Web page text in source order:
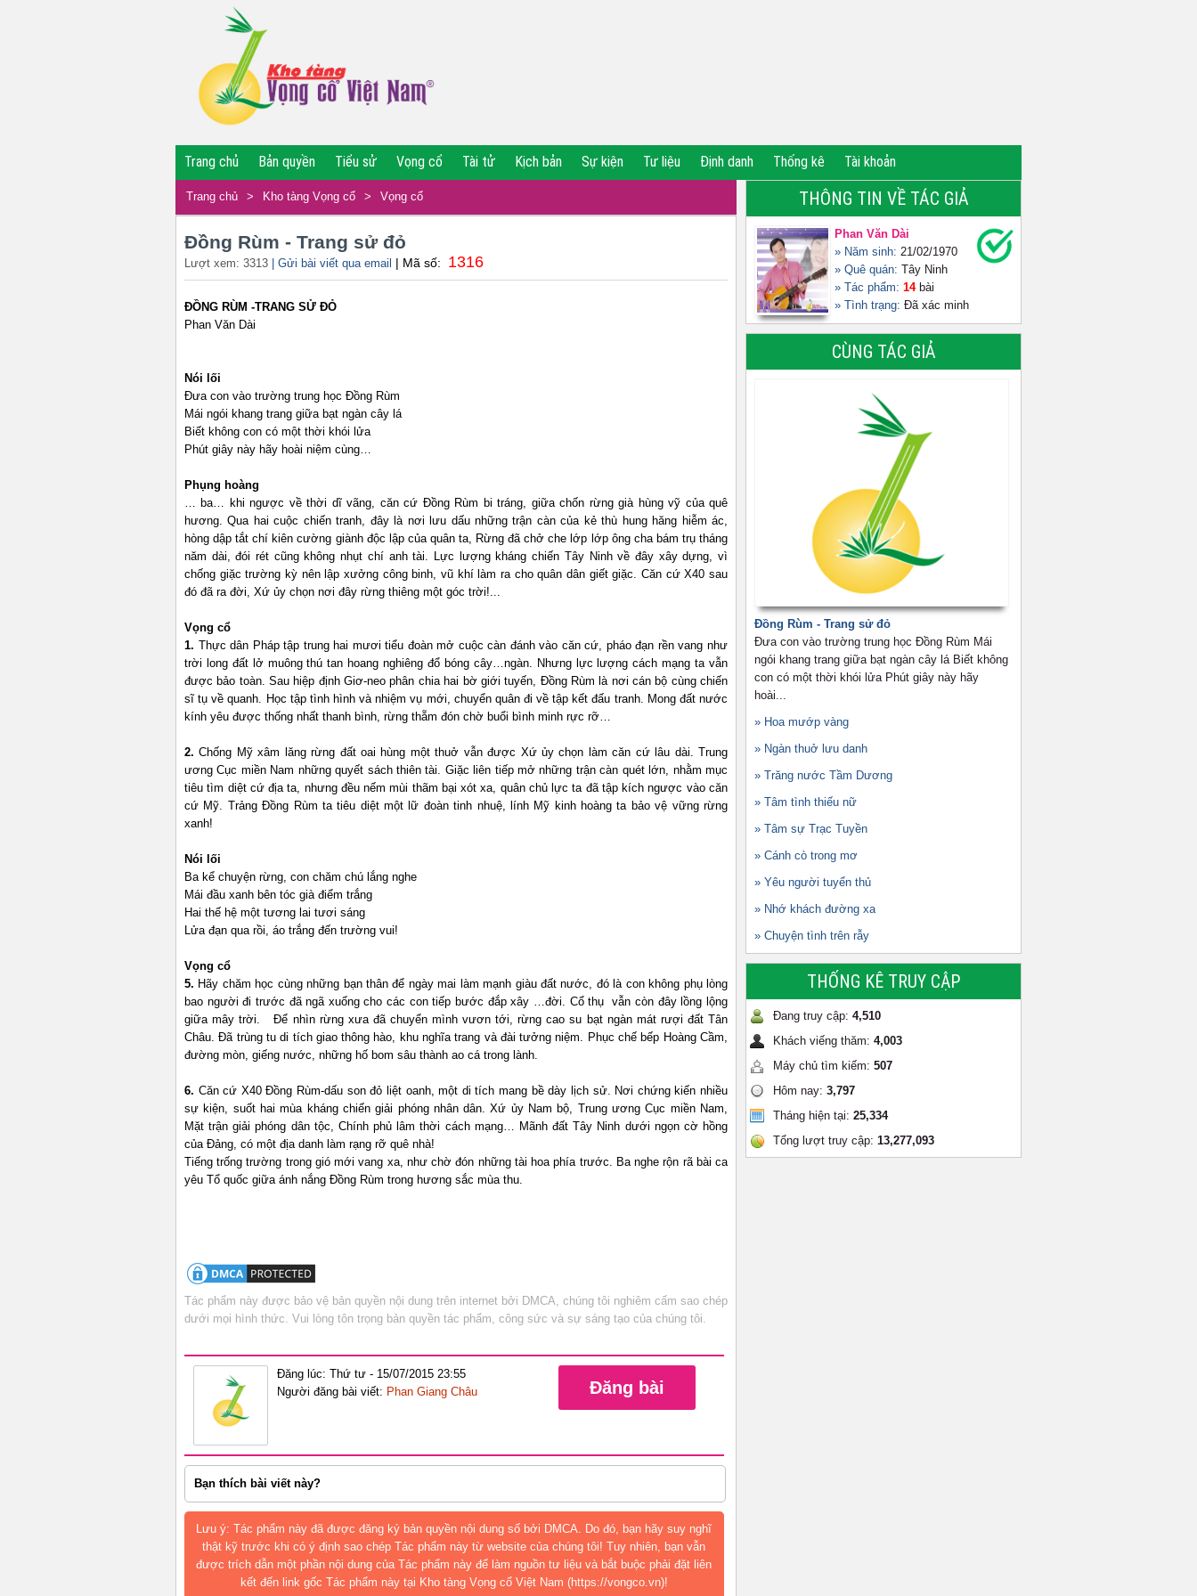
Trang chủ Bản quyền Tiểu sử Vọng cổ Tài tử Kịch bản Sự kiện Tư liệu Định danh Thống kê Tài khoản
Trang chủ > Kho tàng Vọng cổ > Vọng cổ
Đồng Rùm - Trang sử đỏ
Lượt xem: 3313 | Gửi bài viết qua email | Mã số: 1316
ĐỒNG RÙM -TRANG SỬ ĐỎ
Phan Văn Dài
Nói lối
Đưa con vào trường trung học Đồng Rùm
Mái ngói khang trang giữa bạt ngàn cây lá
Biết không con có một thời khói lửa
Phút giây này hãy hoài niệm cùng…
Phụng hoàng
… ba… khi ngược về thời dĩ vãng, căn cứ Đồng Rùm bi tráng, giữa chốn rừng già hùng vỹ của quê
hương. Qua hai cuộc chiến tranh, đây là nơi lưu dấu những trận càn của kẻ thù hung hăng hiễm ác,
hòng dập tắt chí kiên cường giành độc lập của quân ta, Rừng đã chở che lớp lớp ông cha bám trụ tháng
năm dài, đói rét cũng không nhụt chí anh tài. Lực lượng kháng chiến Tây Ninh về đây xây dựng, vì
chống giặc trường kỳ nên lập xưởng công binh, vũ khí làm ra cho quân dân giết giặc. Căn cứ X40 sau
đó đã ra đời, Xứ ủy chọn nơi đây rừng thiêng một góc trời!...
Vọng cổ
1. Thực dân Pháp tập trung hai mươi tiểu đoàn mở cuộc càn đánh vào căn cứ, pháo đạn rền vang như
trời long đất lở muông thú tan hoang nghiêng đổ bóng cây…ngàn. Nhưng lực lượng cách mạng ta vẫn
được bảo toàn. Sau hiệp định Giơ-neo phân chia hai bờ giới tuyến, Đồng Rùm là nơi cán bộ cùng chiến
sĩ tụ về quanh. Học tập tình hình và nhiệm vụ mới, chuyển quân đi về tập kết đấu tranh. Mong đất nước
kính yêu được thống nhất thanh bình, rừng thẵm đón chờ buổi bình minh rực rỡ…
2.Chống Mỹ xâm lăng rừng đất oai hùng một thuở vẫn được Xứ ủy chọn làm căn cứ lâu dài. Trung
ương Cục miền Nam những quyết sách thiên tài. Giặc liên tiếp mở những trận càn quét lớn, nhằm mục
tiêu tìm diệt cứ địa ta, nhưng đều nếm mùi thãm bại xót xa, quân chủ lực ta đã tập kích ngược vào căn
cứ Mỹ. Trảng Đồng Rùm ta tiêu diệt một lữ đoàn tinh nhuệ, lính Mỹ kinh hoàng ta bảo vệ vững rừng
xanh!
Nói lối
Ba kể chuyện rừng, con chăm chú lắng nghe
Mái đầu xanh bên tóc già điểm trắng
Hai thế hệ một tương lai tươi sáng
Lửa đạn qua rồi, áo trắng đến trường vui!
Vọng cổ
5. Hãy chăm học cùng những bạn thân để ngày mai làm mạnh giàu đất nước, đó là con không phụ lòng
bao người đi trước đã ngã xuống cho các con tiếp bước đắp xây …đời. Cổ thụ vẫn còn đây lồng lộng
giữa mây trời. Để nhìn rừng xưa đã chuyển mình vươn tới, rừng cao su bạt ngàn mát rượi đất Tân
Châu. Đã trùng tu di tích giao thông hào, khu nghĩa trang và đài tưởng niệm. Phục chế bếp Hoàng Cầm,
đường mòn, giếng nước, những hố bom sâu thành ao cá trong lành.
6. Căn cứ X40 Đồng Rùm-dấu son đỏ liệt oanh, một di tích mang bề dày lịch sử. Nơi chứng kiến nhiều
sự kiện, suốt hai mùa kháng chiến giải phóng nhân dân. Xứ ủy Nam bộ, Trung ương Cục miền Nam,
Mặt trận giải phóng dân tộc, Chính phủ lâm thời cách mạng… Mãnh đất Tây Ninh dưới ngọn cờ hồng
của Đảng, có một địa danh làm rạng rỡ quê nhà!
Tiếng trống trường trong gió mới vang xa, như chờ đón những tài hoa phía trước. Ba nghe rộn rã bài ca
yêu Tổ quốc giữa ánh nắng Đồng Rùm trong hương sắc mùa thu.
Tác phẩm này được bảo vệ bản quyền nội dung trên internet bởi DMCA, chúng tôi nghiêm cấm sao chép
dưới mọi hình thức. Vui lòng tôn trọng bản quyền tác phẩm, công sức và sự sáng tạo của chúng tôi.
Đăng lúc: Thứ tư - 15/07/2015 23:55
Người đăng bài viết: Phan Giang Châu Đăng bài
Bạn thích bài viết này?
Lưu ý: Tác phẩm này đã được đăng ký bản quyền nội dung số bởi DMCA. Do đó, bạn hãy suy nghĩ
thật kỹ trước khi có ý định sao chép Tác phẩm này từ website của chúng tôi! Tuy nhiên, bạn vẫn
được trích dẫn một phần nội dung của Tác phẩm này để làm nguồn tư liệu và bắt buộc phải đặt liên
kết đến link gốc Tác phẩm này tại Kho tàng Vọng cổ Việt Nam (https://vongco.vn)!
THÔNG TIN VỀ TÁC GIẢ
Phan Văn Dài
» Năm sinh: 21/02/1970
» Quê quán: Tây Ninh
» Tác phẩm: 14bài
» Tình trạng: Đã xác minh
CÙNG TÁC GIẢ
Đồng Rùm - Trang sử đỏ
Đưa con vào trường trung học Đồng Rùm Mái
ngói khang trang giữa bạt ngàn cây lá Biết không
con có một thời khói lửa Phút giây này hãy
hoài...
» Hoa mướp vàng
» Ngàn thuở lưu danh
» Trăng nước Tầm Dương
» Tâm tình thiếu nữ
» Tâm sự Trạc Tuyền
» Cánh cò trong mơ
» Yêu người tuyển thủ
» Nhớ khách đường xa
» Chuyện tình trên rẫy
THỐNG KÊ TRUY CẬP
Đang truy cập: 4,510
Khách viếng thăm: 4,003
Máy chủ tìm kiếm: 507
Hôm nay: 3,797
Tháng hiện tại: 25,334
Tổng lượt truy cập: 13,277,093